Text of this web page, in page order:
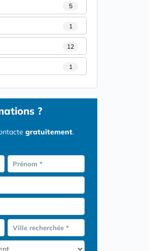
5
1
12
1
?
gratuitement.
Prénom *
Ville recherchée *